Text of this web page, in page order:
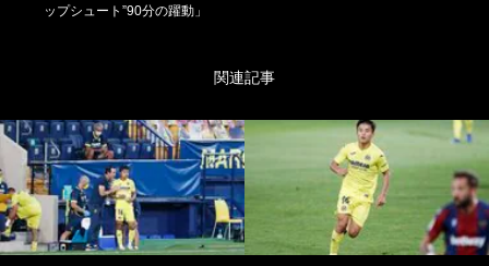
ップシュート”90分の躍動」
関連記事